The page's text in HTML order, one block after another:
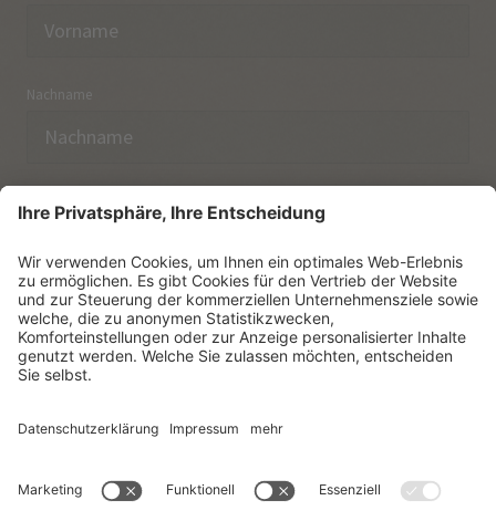
Nachname
Ich habe dieDatenschutzerklärungzur Kenntnis
genommen.
NEWSLETTER ABONNIEREN